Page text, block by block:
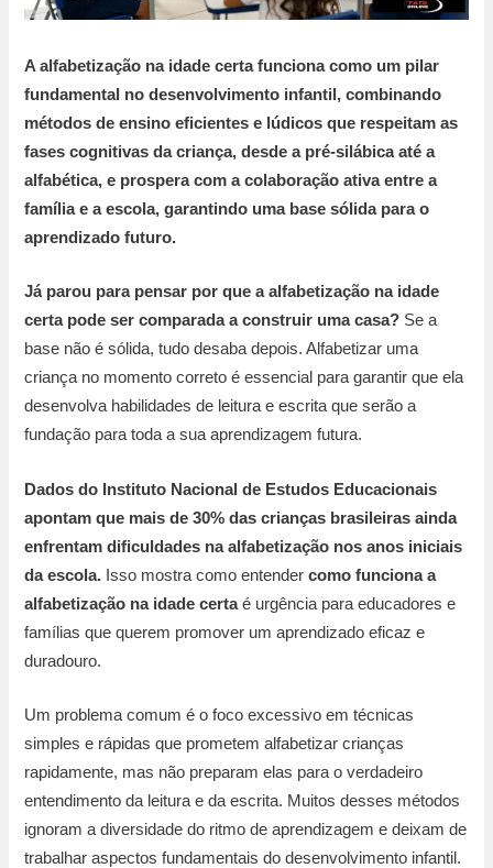
A alfabetização na idade certa funciona como um pilar
fundamental no desenvolvimento infantil, combinando
métodos de ensino eficientes e lúdicos que respeitam as
fases cognitivas da criança, desde a pré-silábica até a
alfabética, e prospera com a colaboração ativa entre a
família e a escola, garantindo uma base sólida para o
aprendizado futuro.
Já parou para pensar por que a alfabetização na idade
certa pode ser comparada a construir uma casa? Se a
base não é sólida, tudo desaba depois. Alfabetizar uma
criança no momento correto é essencial para garantir que ela
desenvolva habilidades de leitura e escrita que serão a
fundação para toda a sua aprendizagem futura.
Dados do Instituto Nacional de Estudos Educacionais
apontam que mais de 30% das crianças brasileiras ainda
enfrentam dificuldades na alfabetização nos anos iniciais
da escola. Isso mostra como entendercomo funciona a
alfabetização na idade certaé urgência para educadores e
famílias que querem promover um aprendizado eficaz e
duradouro.
Um problema comum é o foco excessivo em técnicas
simples e rápidas que prometem alfabetizar crianças
rapidamente, mas não preparam elas para o verdadeiro
entendimento da leitura e da escrita. Muitos desses métodos
ignoram a diversidade do ritmo de aprendizagem e deixam de
trabalhar aspectos fundamentais do desenvolvimento infantil.